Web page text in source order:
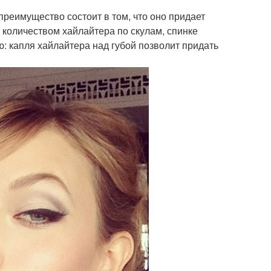
состоит в том, что оно придает
хайлайтера по скулам, спинке
хайлайтера над губой позволит придать